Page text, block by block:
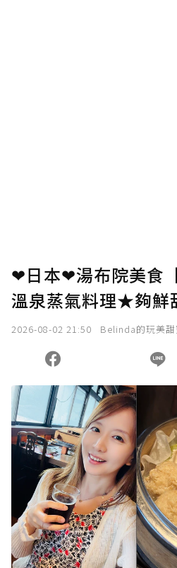
❤日本❤湯布院美食
溫泉蒸氣料理★夠鮮
2026-08-02 21:50 Belinda的玩美甜